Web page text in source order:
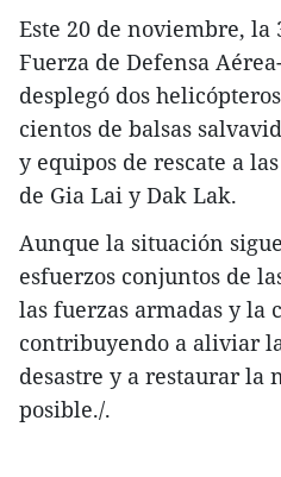
Este 20 de noviembre, la
Fuerza de Defensa
desplegó dos
cientos de balsas
y equipos de rescate a
de Gia Lai y Dak Lak.
Aunque la situación
esfuerzos conjuntos de
las fuerzas armadas y la
contribuyendo a aliviar
desastre y a restaurar la
posible./.